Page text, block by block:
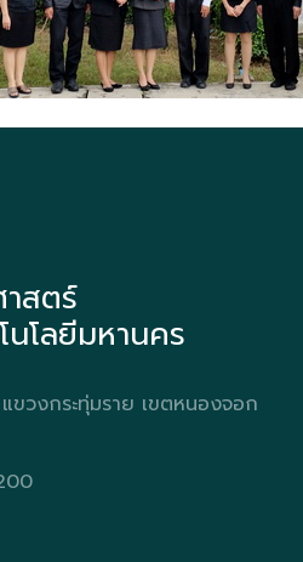
สตร์
นโลยีมหานคร
วงกระทุ่มราย เขตหนองจอก